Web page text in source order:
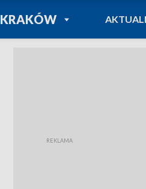
KRAKÓWPOWRÓT DO
TVP REGIONY